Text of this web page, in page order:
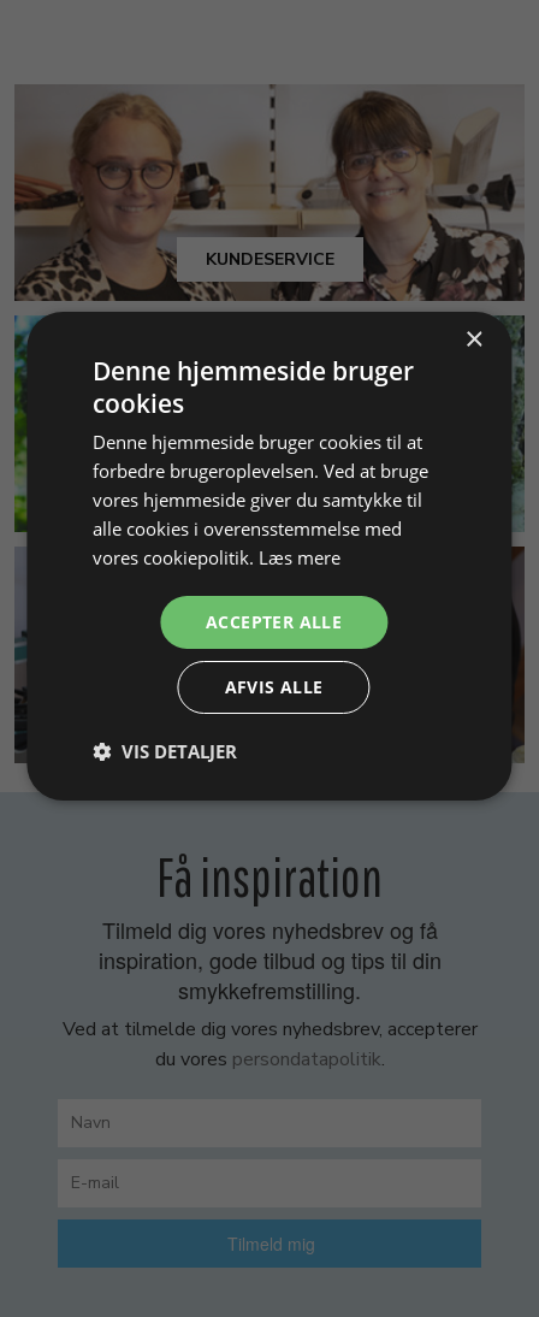
KUNDESERVICE
MILJØ & BÆREDYGTIGHED
SMYKKEKURSER
Få inspiration
Tilmeld dig vores nyhedsbrev og få
inspiration, gode tilbud og tips til din
smykkefremstilling.
Ved at tilmelde dig vores nyhedsbrev, accepterer
du vores persondatapolitik.
Tilmeld mig
×
Denne hjemmeside bruger
cookies
Denne hjemmeside bruger cookies til at
forbedre brugeroplevelsen. Ved at bruge
vores hjemmeside giver du samtykke til
alle cookies i overensstemmelse med
vores cookiepolitik. Læs mere
ACCEPTER ALLE
AFVIS ALLE
VIS DETALJER